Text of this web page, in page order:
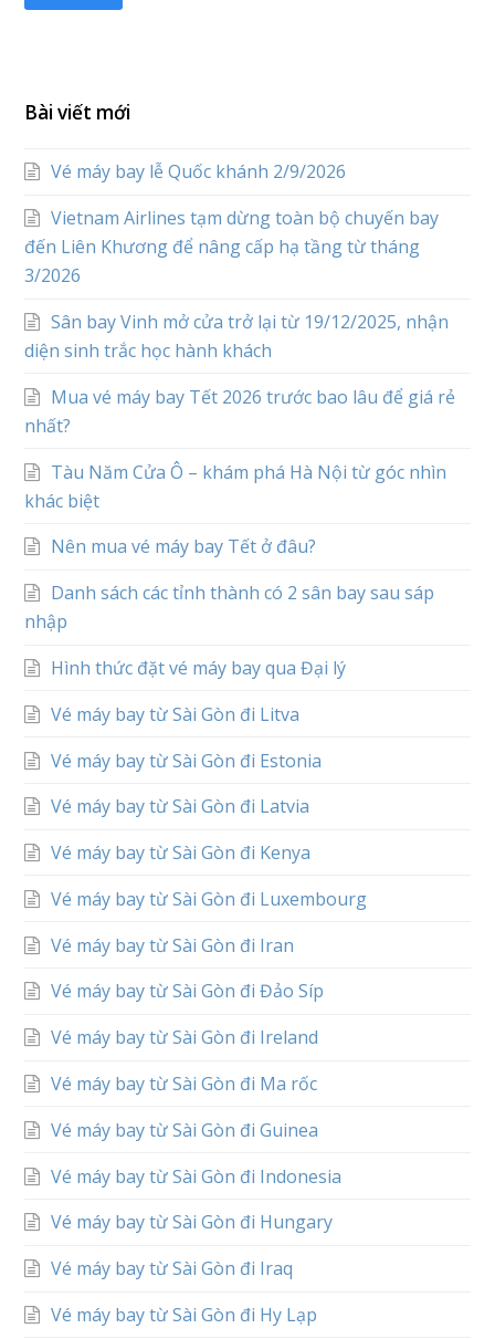
Bài viết mới
Vé máy bay lễ Quốc khánh 2/9/2026
Vietnam Airlines tạm dừng toàn bộ chuyến bay
đến Liên Khương để nâng cấp hạ tầng từ tháng
3/2026
Sân bay Vinh mở cửa trở lại từ 19/12/2025, nhận
diện sinh trắc học hành khách
Mua vé máy bay Tết 2026 trước bao lâu để giá rẻ
nhất?
Tàu Năm Cửa Ô – khám phá Hà Nội từ góc nhìn
khác biệt
Nên mua vé máy bay Tết ở đâu?
Danh sách các tỉnh thành có 2 sân bay sau sáp
nhập
Hình thức đặt vé máy bay qua Đại lý
Vé máy bay từ Sài Gòn đi Litva
Vé máy bay từ Sài Gòn đi Estonia
Vé máy bay từ Sài Gòn đi Latvia
Vé máy bay từ Sài Gòn đi Kenya
Vé máy bay từ Sài Gòn đi Luxembourg
Vé máy bay từ Sài Gòn đi Iran
Vé máy bay từ Sài Gòn đi Đảo Síp
Vé máy bay từ Sài Gòn đi Ireland
Vé máy bay từ Sài Gòn đi Ma rốc
Vé máy bay từ Sài Gòn đi Guinea
Vé máy bay từ Sài Gòn đi Indonesia
Vé máy bay từ Sài Gòn đi Hungary
Vé máy bay từ Sài Gòn đi Iraq
Vé máy bay từ Sài Gòn đi Hy Lạp